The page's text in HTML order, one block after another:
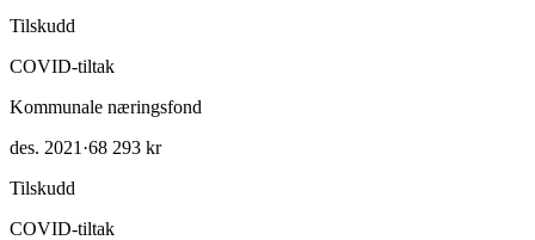
Tilskudd
COVID-tiltak
Kommunale næringsfond
des. 2021 ·68 293 kr
Tilskudd
COVID-tiltak